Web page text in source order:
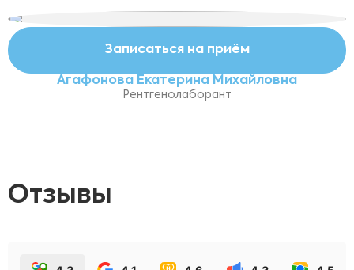
Записаться на приём
Агафонова Екатерина Михайловна
Рентгенолаборант
Отзывы